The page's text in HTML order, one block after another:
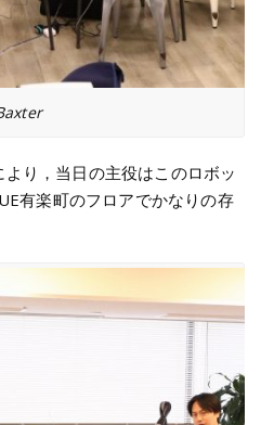
り，当日の主役はこのロボッ
有楽町のフロアでかなりの存